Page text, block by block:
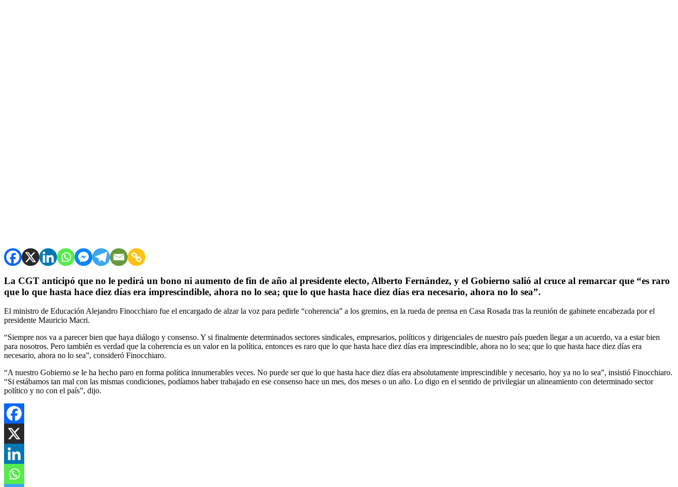
La CGT anticipó que no le pedirá un bono ni aumento de fin de año al presidente electo, Alberto Fernández, y el Gobierno salió al cruce al remarcar que “es raro
que lo que hasta hace diez días era imprescindible, ahora no lo sea; que lo que hasta hace diez días era necesario, ahora no lo sea”.
El ministro de Educación Alejandro Finocchiaro fue el encargado de alzar la voz para pedirle “coherencia” a los gremios, en la rueda de prensa en Casa Rosada tras la reunión de gabinete encabezada por el
presidente Mauricio Macri.
“Siempre nos va a parecer bien que haya diálogo y consenso. Y si finalmente determinados sectores sindicales, empresarios, políticos y dirigenciales de nuestro país pueden llegar a un acuerdo, va a estar bien
para nosotros. Pero también es verdad que la coherencia es un valor en la política, entonces es raro que lo que hasta hace diez días era imprescindible, ahora no lo sea; que lo que hasta hace diez días era
necesario, ahora no lo sea”, consideró Finocchiaro.
“A nuestro Gobierno se le ha hecho paro en forma política innumerables veces. No puede ser que lo que hasta hace diez días era absolutamente imprescindible y necesario, hoy ya no lo sea”, insistió Finocchiaro.
“Si estábamos tan mal con las mismas condiciones, podíamos haber trabajado en ese consenso hace un mes, dos meses o un año. Lo digo en el sentido de privilegiar un alineamiento con determinado sector
político y no con el país”, dijo.